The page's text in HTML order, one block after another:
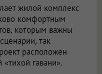
жилой комплекс
комфортным
которым важны
так
расположен
гавани».